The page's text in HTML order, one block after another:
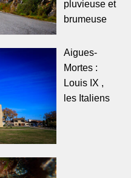
pluvieuse et
brumeuse
Aigues-
Mortes :
Louis IX ,
les Italiens